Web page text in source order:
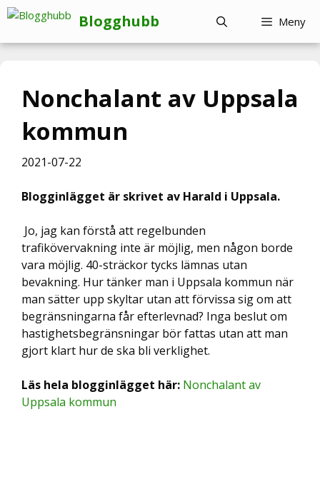
Hoppa
innehåll
Blogghubb Meny
Nonchalant av Uppsala
kommun
2021-07-22
Blogginlägget är skrivet av Harald i Uppsala.
Jo, jag kan förstå att regelbunden
trafikövervakning inte är möjlig, men någon borde
vara möjlig. 40-sträckor tycks lämnas utan
bevakning. Hur tänker man i Uppsala kommun när
man sätter upp skyltar utan att förvissa sig om att
begränsningarna får efterlevnad? Inga beslut om
hastighetsbegränsningar bör fattas utan att man
gjort klart hur de ska bli verklighet.
Läs hela blogginlägget här: Nonchalant av
Uppsala kommun